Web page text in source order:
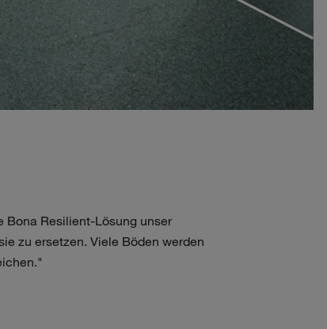
Bona Resilient-Lösung unser
zu ersetzen. Viele Böden werden